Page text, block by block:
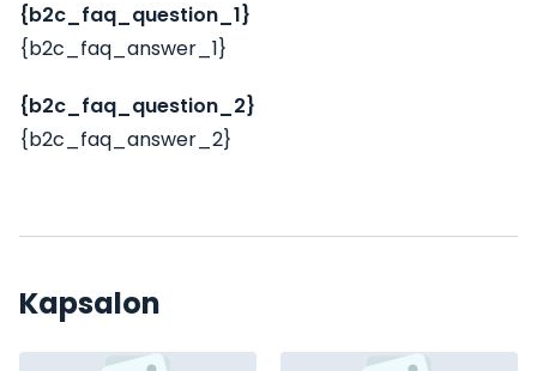
{b2c_faq_question_1}
{b2c_faq_answer_1}
{b2c_faq_question_2}
{b2c_faq_answer_2}
Kapsalon